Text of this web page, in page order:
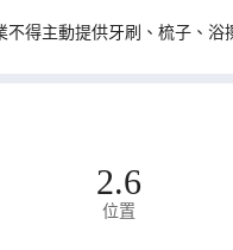
得主動提供牙刷、梳子、
2.6
位置